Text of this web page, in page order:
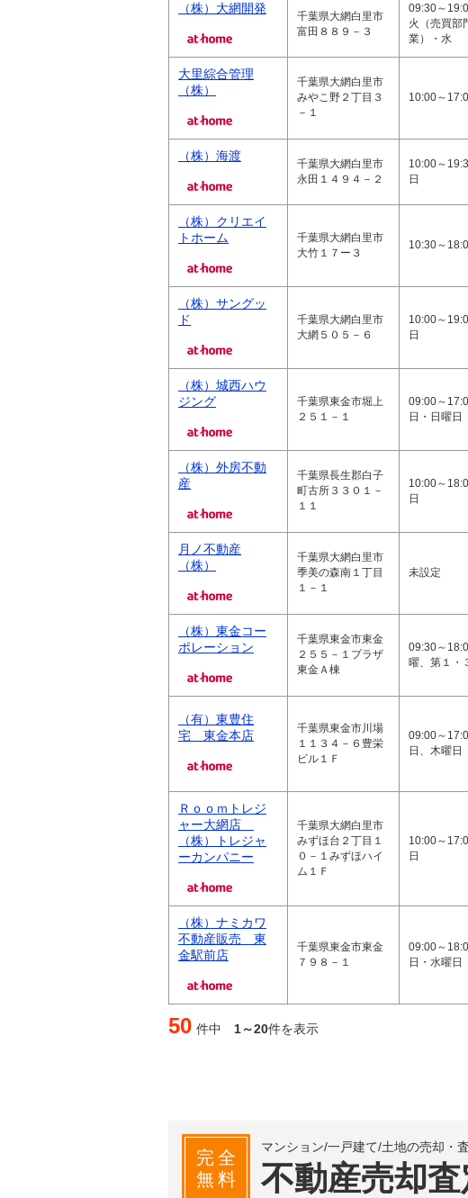
（株）大網開発
千葉県大網白里市
富田８８９－３
09:30～
火（売買部
業）・水
大里綜合管理
（株）
千葉県大網白里市
みやこ野２丁目３
－１
10:00～
（株）海渡
千葉県大網白里市
永田１４９４－２
10:00～
日
（株）クリエイ
トホーム
千葉県大網白里市
大竹１７ー３
10:30～
（株）サングッ
ド
千葉県大網白里市
大網５０５－６
10:00～
日
（株）城西ハウ
ジング
千葉県東金市堀上
２５１－１
09:00～
日・日曜日
（株）外房不動
産
千葉県長生郡白子
町古所３３０１－
１１
10:00～
日
月ノ不動産
（株）
千葉県大網白里市
季美の森南１丁目
１－１
未設定
（株）東金コー
ポレーション
千葉県東金市東金
２５５－１プラザ
東金Ａ棟
09:30～
曜、第１・
（有）東豊住
宅 東金本店
千葉県東金市川場
１１３４－６豊栄
ビル１Ｆ
09:00～
日、木曜日
Ｒｏｏｍトレジ
ャー大網店
（株）トレジャ
ーカンパニー
千葉県大網白里市
みずほ台２丁目１
０－１みずほハイ
ム１Ｆ
10:00～
日
（株）ナミカワ
不動産販売 東
金駅前店
千葉県東金市東金
７９８－１
09:00～
日・水曜日
50 件中 1～20件を表示
完全
無料
マンション/一戸建て/土地の売却・
不動産売却査